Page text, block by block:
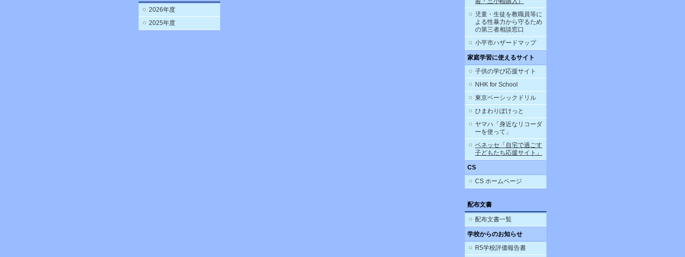
2026年度
2025年度
児童・生徒を教職員等に
よる性暴力から守るため
の第三者相談窓口
小平市ハザードマップ
家庭学習に使えるサイト
子供の学び応援サイト
NHK for School
東京ベーシックドリル
ひまわりぽけっと
ヤマハ「身近なリコーダ
ーを使って」
ベネッセ「自宅で過ごす
子どもたち応援サイト」
CS
CS ホームページ
配布文書
配布文書一覧
学校からのお知らせ
R5学校評価報告書